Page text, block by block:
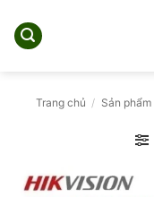
qua
Trang chủ / Sản phẩm